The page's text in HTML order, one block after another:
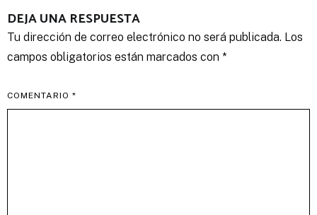
DEJA UNA RESPUESTA
Tu dirección de correo electrónico no será publicada. Los
campos obligatorios están marcados con *
COMENTARIO *